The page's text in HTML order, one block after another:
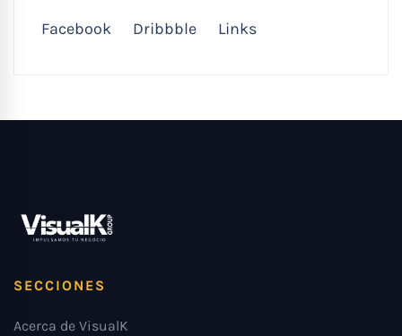
Facebook Dribbble Links
SECCIONES
Acerca de VisualK